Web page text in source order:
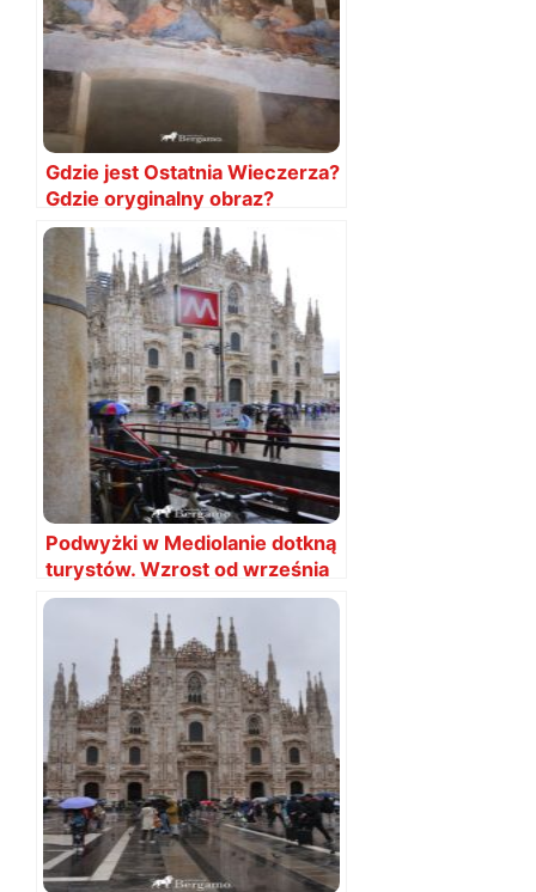
Gdzie jest Ostatnia Wieczerza?
Gdzie oryginalny obraz?
Podwyżki w Mediolanie dotkną
turystów. Wzrost od września